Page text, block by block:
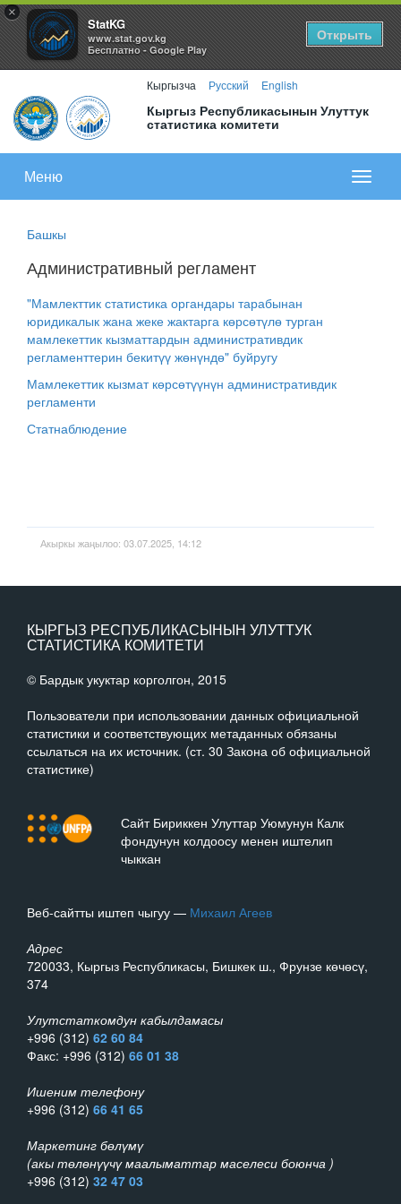
×
StatKG
www.stat.gov.kg
Бесплатно - Google Play
Открыть
Кыргызча Русский English
Кыргыз Республикасынын Улуттук
статистика комитети
меню
Меню
Башкы
Административный регламент
"Мамлекттик статистика органдары тарабынан
юридикалык жана жеке жактарга көрсөтүлө турган
мамлекеттик кызматтардын административдик
регламенттерин бекитүү жөнүндө" буйругу
Мамлекеттик кызмат көрсөтүүнүн административдик
регламенти
Статнаблюдение
Акыркы жаңылоо: 03.07.2025, 14:12
КЫРГЫЗ РЕСПУБЛИКАСЫНЫН УЛУТТУК
СТАТИСТИКА КОМИТЕТИ
© Бардык укуктар корголгон, 2015
Пользователи при использовании данных официальной
статистики и соответствующих метаданных обязаны
ссылаться на их источник. (ст. 30 Закона об официальной
статистике)
Сайт Бириккен Улуттар Уюмунун Калк
фондунун колдоосу менен иштелип
чыккан
Веб-сайтты иштеп чыгуу — Михаил Агеев
Адрес
720033, Кыргыз Республикасы, Бишкек ш., Фрунзе көчөсү,
374
Улутстаткомдун кабылдамасы
+996 (312) 62 60 84
Факс: +996 (312) 66 01 38
Ишеним телефону
+996 (312) 66 41 65
Маркетинг бөлүмү
(акы төлөнүүчү маалыматтар маселеси боюнча )
+996 (312) 32 47 03